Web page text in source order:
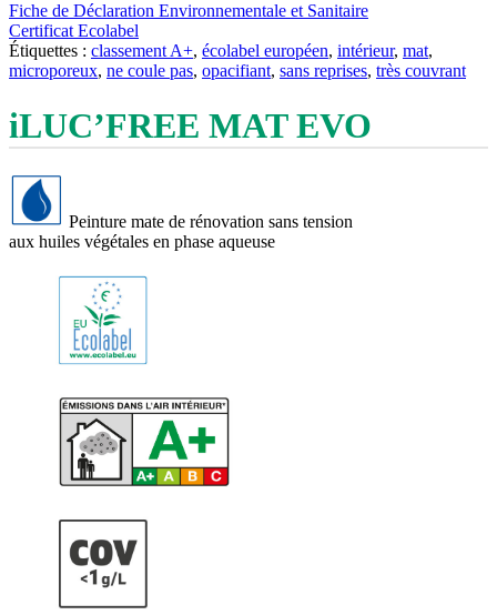
Fiche de Déclaration Environnementale et Sanitaire
Certificat Ecolabel
Étiquettes : classement A+, écolabel européen, intérieur, mat,
microporeux, ne coule pas, opacifiant, sans reprises, très couvrant
iLUC’FREE MAT EVO
Peinture mate de rénovation sans tension
aux huiles végétales en phase aqueuse